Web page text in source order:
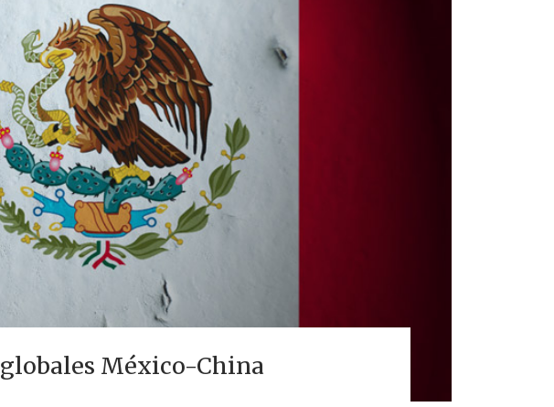
México-China